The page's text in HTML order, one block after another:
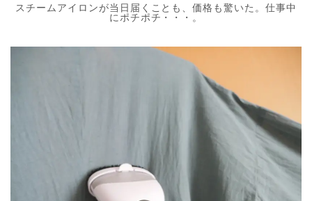
スチームアイロンが当日届くことも、価格も驚いた。仕事中
にポチポチ・・・。